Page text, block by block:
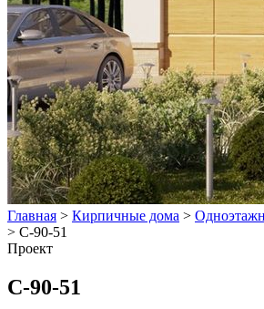
Главная > Кирпичные дома >
> С-90-51
Проект
С-90-51